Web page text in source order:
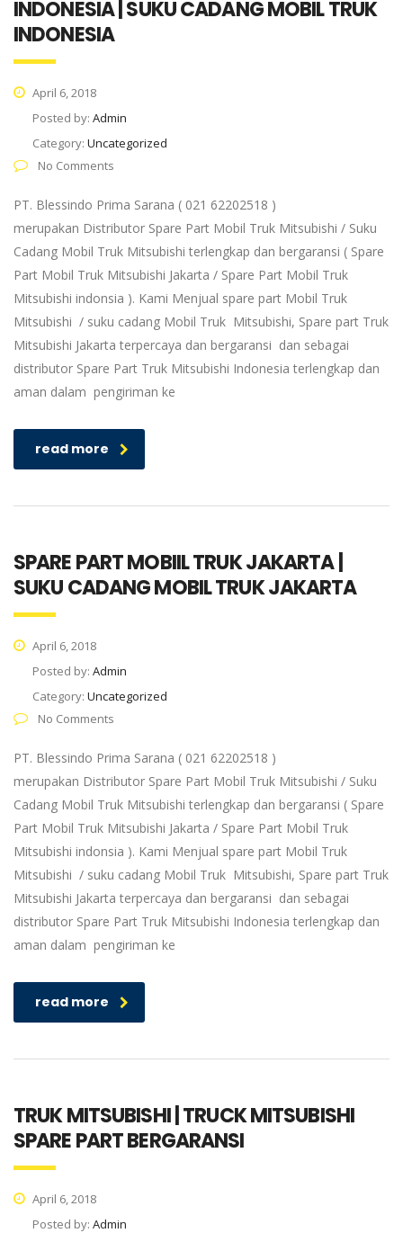
INDONESIA | SUKU CADANG MOBIL TRUK
INDONESIA
April 6, 2018
Posted by: Admin
Category: Uncategorized
No Comments
PT. Blessindo Prima Sarana ( 021 62202518 )
merupakan Distributor Spare Part Mobil Truk Mitsubishi / Suku
Cadang Mobil Truk Mitsubishi terlengkap dan bergaransi ( Spare
Part Mobil Truk Mitsubishi Jakarta / Spare Part Mobil Truk
Mitsubishi indonsia ). Kami Menjual spare part Mobil Truk
Mitsubishi / suku cadang Mobil Truk Mitsubishi, Spare part Truk
Mitsubishi Jakarta terpercaya dan bergaransi dan sebagai
distributor Spare Part Truk Mitsubishi Indonesia terlengkap dan
aman dalam pengiriman ke
read more
SPARE PART MOBIIL TRUK JAKARTA |
SUKU CADANG MOBIL TRUK JAKARTA
April 6, 2018
Posted by: Admin
Category: Uncategorized
No Comments
PT. Blessindo Prima Sarana ( 021 62202518 )
merupakan Distributor Spare Part Mobil Truk Mitsubishi / Suku
Cadang Mobil Truk Mitsubishi terlengkap dan bergaransi ( Spare
Part Mobil Truk Mitsubishi Jakarta / Spare Part Mobil Truk
Mitsubishi indonsia ). Kami Menjual spare part Mobil Truk
Mitsubishi / suku cadang Mobil Truk Mitsubishi, Spare part Truk
Mitsubishi Jakarta terpercaya dan bergaransi dan sebagai
distributor Spare Part Truk Mitsubishi Indonesia terlengkap dan
aman dalam pengiriman ke
read more
TRUK MITSUBISHI | TRUCK MITSUBISHI
SPARE PART BERGARANSI
April 6, 2018
Posted by: Admin